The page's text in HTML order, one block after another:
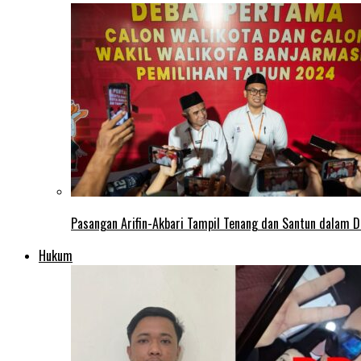
Pasangan Arifin-Akbari Tampil Tenang dan Santun dalam
Hukum